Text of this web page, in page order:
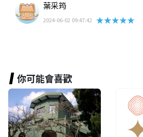
葉采筠
2024-06-02 09:47:42 ★★★★★
你可能會喜歡